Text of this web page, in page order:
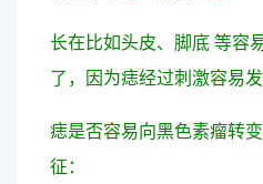
长在比如头皮、脚底 等容
了，因为痣经过刺激容易发
痣是否容易向黑色素瘤转
征：